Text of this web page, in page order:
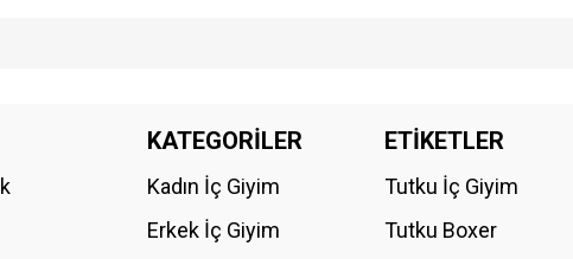
Bu ürüne ilk yorumu siz yapın!
KATEGORİLER
Kadın İç Giyim
Erkek İç Giyim
ETİKETLER
Tutku İç Giyim
Tutku Boxer